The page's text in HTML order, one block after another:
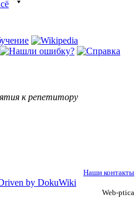
к репетитору
Наши контакты
Web-ptica